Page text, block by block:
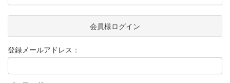
会員様ログイン
登録メールアドレス：